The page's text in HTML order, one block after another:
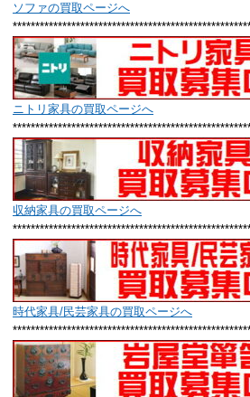
ソファの買取ページへ
ニトリ家具の買取ページへ
収納家具の買取ページへ
時代家具/民芸家具の買取ページへ